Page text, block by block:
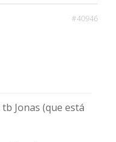
#40946
Jonas (que está